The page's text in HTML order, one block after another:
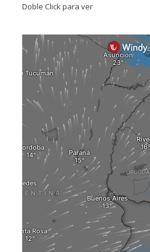
Doble Click para ver